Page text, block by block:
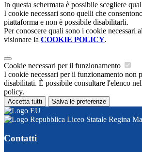
In questa schermata è possibile scegliere
I cookie necessari sono quelli che
piattaforma e non è possibile disabilitarli.
Per conoscere quali sono i cookie necessari
visionare la COOKIE POLICY.
Cookie necessari per il funzionamento
I cookie necessari per il funzionamento non
disabilitati. È possibile consultare l'elenco
policy.
Accetta tutti Salva le preferenze
Liceo Statale Regina
Contatti